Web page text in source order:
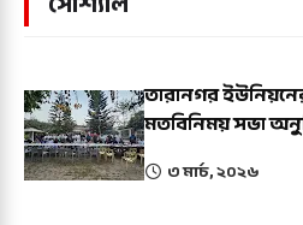
তারানগর
মতবিনিময় সভা
৩ মার্চ, ২০২৬